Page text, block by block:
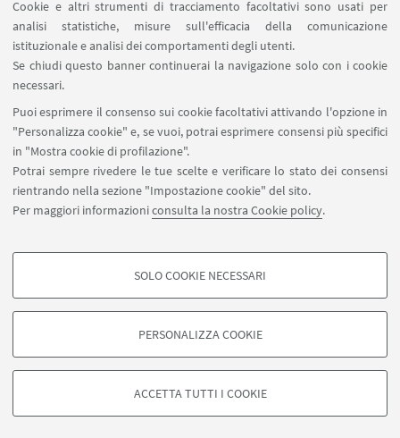
Cookie e altri strumenti di tracciamento facoltativi sono usati per
analisi statistiche, misure sull'efficacia della comunicazione
istituzionale e analisi dei comportamenti degli utenti.
Se chiudi questo banner continuerai la navigazione solo con i cookie
necessari.
Puoi esprimere il consenso sui cookie facoltativi attivando l'opzione in
"Personalizza cookie" e, se vuoi, potrai esprimere consensi più specifici
in "Mostra cookie di profilazione".
Potrai sempre rivedere le tue scelte e verificare lo stato dei consensi
rientrando nella sezione "Impostazione cookie" del sito.
Per maggiori informazioniconsulta la nostra Cookie policy.
COOKIE DI PROFILAZIONE - FACOLTATIVI
degli utenti, creare profili in base al loro comportamento sul sito, per analisi
di marketing.
Google/Youtube Video
SOLO COOKIE NECESSARI
PERSONALIZZA COOKIE
ACCETTA TUTTI I COOKIE
SEGUI IL DIPARTIMENTO SU:
SEGUI UNIBO SU:
APP:
©Copyright 2026 - ALMA MATER STUDIORUM - Università di
Bologna - Via Zamboni, 33 - 40126 Bologna - PI: 01131710376 - CF:
80007010376
Privacy
Note legali
Informazioni sul sito e accessibilità
Impostazioni Cookie